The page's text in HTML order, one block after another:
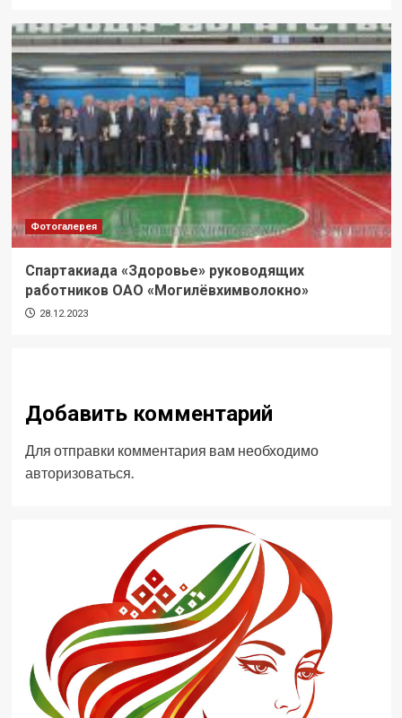
Фотогалерея
Спартакиада «Здоровье» руководящих
работников ОАО «Могилёвхимволокно»
28.12.2023
Добавить комментарий
Для отправки комментария вам необходимо
авторизоваться.